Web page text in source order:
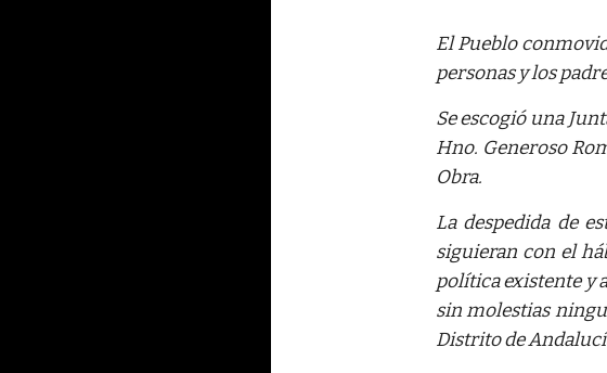
El Pueblo
personas y los
Se escogió una
Hno. Generoso
Obra.
La despedida de
siguieran con el
política existente y
sin molestias
Distrito de